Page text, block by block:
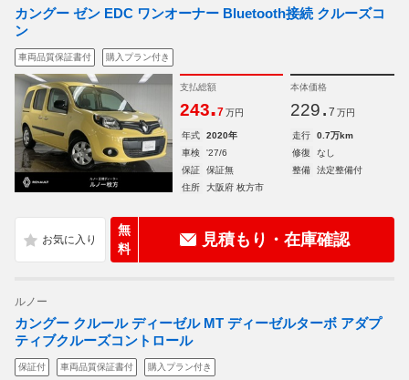
カングー ゼン EDC ワンオーナー Bluetooth接続 クルーズコ
ン
車両品質保証書付 購入プラン付き
支払総額
243.7 万円
本体価格
229. 7 万円
年式 2020年 走行
0.7万km
車検
'27/6 修復
なし
保証
保証無 整備
法定整備付
住所
大阪府 枚方市
無
料
見積もり・在庫確認
ルノー
カングー クルール ディーゼル MT ディーゼルターボ アダプ
ティブクルーズコントロール
保証付 車両品質保証書付 購入プラン付き